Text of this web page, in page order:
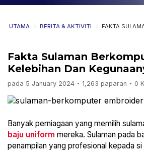
UTAMA BERITA & AKTIVITI
FAKTA
Fakta Sulaman
Kelebihan Dan
pada 5 January 2024 • 1,263 paparan • 0
Banyak perniagaan yang memilih
baju uniform mereka. Sulaman pada
penampilan yang profesional kepada si